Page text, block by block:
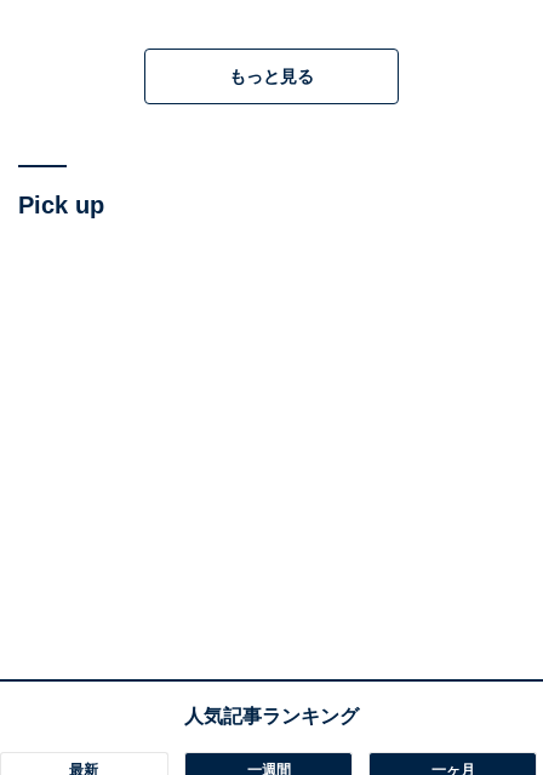
痒いところに手が届く「便利グッズ」
日本はちょっとした工夫で、日常生活を便利にする小物
類であふれかえっています。
もっと見る
Pick up
最新 一週間 一ヶ月